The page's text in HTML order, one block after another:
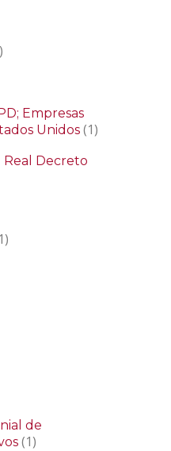
Empresas
Unidos (1)
Decreto
de
(1)